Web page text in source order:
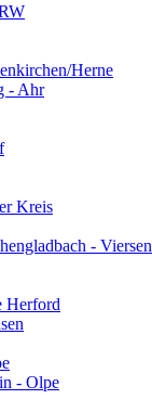
Herne
- Ahr
Kreis
- Viersen
Herford
- Olpe